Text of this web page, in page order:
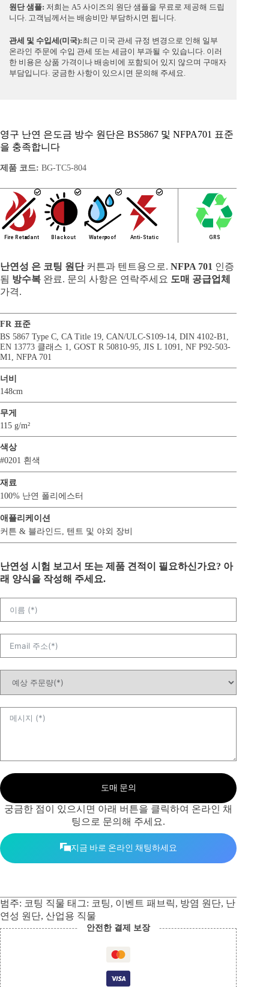
원단 샘플: 저희는 A5 사이즈의 원단 샘플을 무료로 제공해 드립
니다. 고객님께서는 배송비만 부담하시면 됩니다.
관세 및 수입세(미국):최근 미국 관세 규정 변경으로 인해 일부
온라인 주문에 수입 관세 또는 세금이 부과될 수 있습니다. 이러
한 비용은 상품 가격이나 배송비에 포함되어 있지 않으며 구매자
부담입니다. 궁금한 사항이 있으시면 문의해 주세요.
영구 난연 은도금 방수 원단은 BS5867 및 NFPA701 표준
을 충족합니다
제품 코드: BG-TC5-804
난연성 은 코팅 원단커튼과 텐트용으로. NFPA 701 인증
됨 방수복 완료. 문의 사항은 연락주세요 도매 공급업체
가격.
FR 표준
BS 5867 Type C, CA Title 19, CAN/ULC-S109-14, DIN 4102-B1,
EN 13773 클래스 1, GOST R 50810-95, JIS L 1091, NF P92-503-
M1, NFPA 701
너비
148cm
무게
115 g/m²
색상
#0201 흰색
재료
100% 난연 폴리에스터
애플리케이션
커튼 & 블라인드, 텐트 및 야외 장비
난연성 시험 보고서 또는 제품 견적이 필요하신가요? 아
래 양식을 작성해 주세요.
도매 문의
궁금한 점이 있으시면 아래 버튼을 클릭하여 온라인 채
팅으로 문의해 주세요.
지금 바로 온라인 채팅하세요
범주: 코팅 직물 태그: 코팅, 이벤트 패브릭, 방염 원단, 난
연성 원단, 산업용 직물
안전한 결제 보장